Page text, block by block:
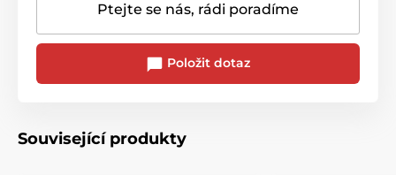
Ptejte se nás, rádi poradíme
Položit dotaz
Související produkty